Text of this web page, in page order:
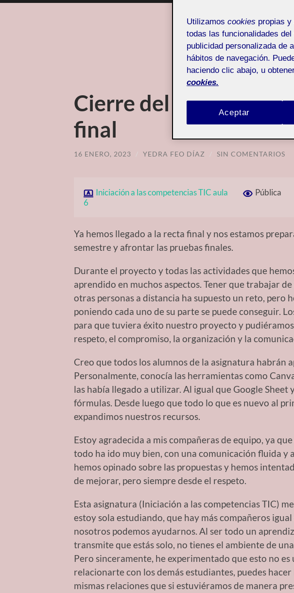
CATEGORÍA:
Cierre del portfolio –
final
16 ENERO, 2023 YEDRA FEO DÍAZ SIN COMENTARIOS
Iniciación a las competencias TIC aula
6
Pública
Ya hemos llegado a la recta final y nos estamos
semestre y afrontar las pruebas finales.
Durante el proyecto y todas las actividades que
aprendido en muchos aspectos. Tener que trabajar
otras personas a distancia ha supuesto un reto, pero
poniendo cada uno de su parte se puede conseguir.
para que tuviera éxito nuestro proyecto y
respeto, el compromiso, la organización y la
Creo que todos los alumnos de la asignatura habrán
Personalmente, conocía las herramientas como
las había llegado a utilizar. Al igual que Google Sheet
fórmulas. Desde luego que todo lo que es nuevo al
expandimos nuestros recursos.
Estoy agradecida a mis compañeras de equipo, ya
todo ha ido muy bien, con una comunicación fluida y
hemos opinado sobre las propuestas y hemos
de mejorar, pero siempre desde el respeto.
Esta asignatura (Iniciación a las competencias TIC)
estoy sola estudiando, que hay más compañeros
nosotros podemos ayudarnos. Al ser todo un
transmite que estás solo, no tienes el ambiente de
Pero sinceramente, he experimentado que esto no
relacionarte con los demás estudiantes, puedes
mismas relaciones que si estuviéramos de manera
Utilizamos cookies propias
todas las funcionalidades
publicidad personalizada de
hábitos de navegación.
haciendo clic abajo, u
cookies.
Aceptar